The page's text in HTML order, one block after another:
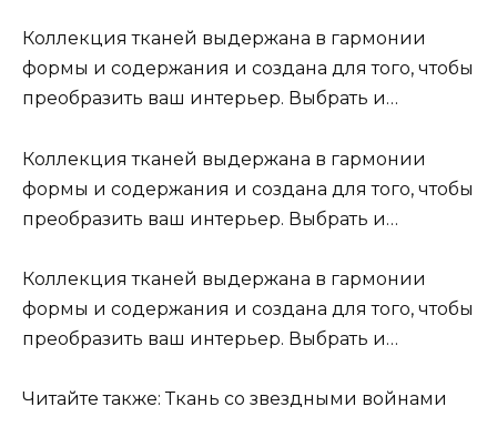
Коллекция тканей выдержана в гармонии
формы и содержания и создана для того, чтобы
преобразить ваш интерьер. Выбрать и…
Коллекция тканей выдержана в гармонии
формы и содержания и создана для того, чтобы
преобразить ваш интерьер. Выбрать и…
Коллекция тканей выдержана в гармонии
формы и содержания и создана для того, чтобы
преобразить ваш интерьер. Выбрать и…
Читайте также: Ткань со звездными войнами